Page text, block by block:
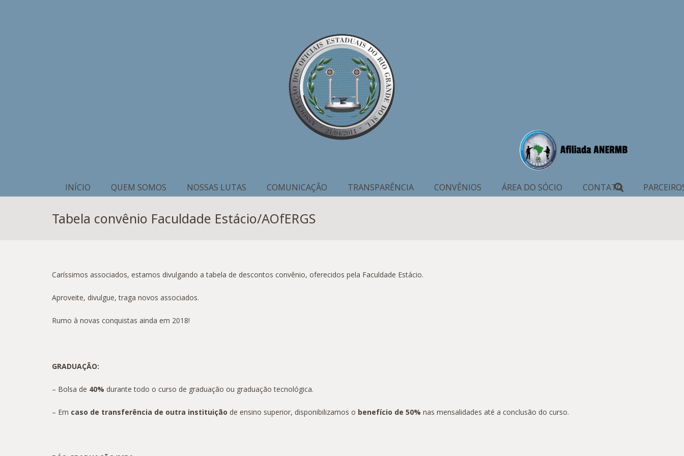
INÍCIO QUEM SOMOS NOSSAS LUTAS COMUNICAÇÃO TRANSPARÊNCIA CONVÊNIOS ÁREA DO SÓCIO CONTATO
Tabela convênio Faculdade Estácio/AOfERGS
Caríssimos associados, estamos divulgando a tabela de descontos convênio, oferecidos pela Faculdade Estácio.
Aproveite, divulgue, traga novos associados.
Rumo à novas conquistas ainda em 2018!
GRADUAÇÃO:
– Bolsa de 40% durante todo o curso de graduação ou graduação tecnológica.
– Em caso de transferência de outra instituição de ensino superior, disponibilizamos o benefício de 50% nas mensalidades até a conclusão do curso.